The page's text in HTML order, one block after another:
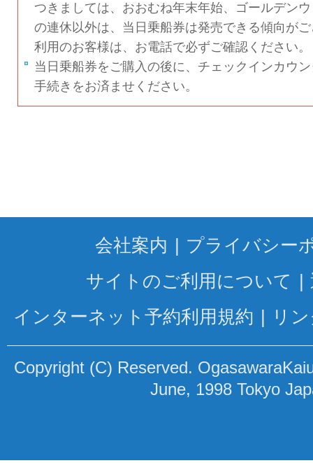
つきましては、おおむね年末年始、ゴールデン
の連休以外は、当日乗船券は発売できる傾向が
利用のお客様は、お電話で必ずご確認ください。
当日乗船券をご購入の後に、チェックインカウ
手続きをお済ませください。
会社案内
プライバシー
サイトのご利用について
インターネット予約利用規約
リ
Copyright (C) Reserved.
June, 1998 Tokyo